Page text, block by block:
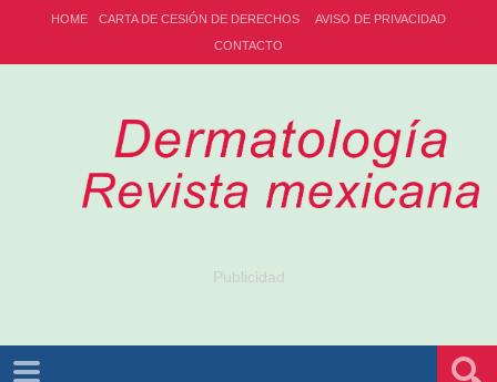
HOME CARTA DE CESIÓN DE DERECHOS
AVISO DE PRIVACIDAD
CONTACTO
Publicidad